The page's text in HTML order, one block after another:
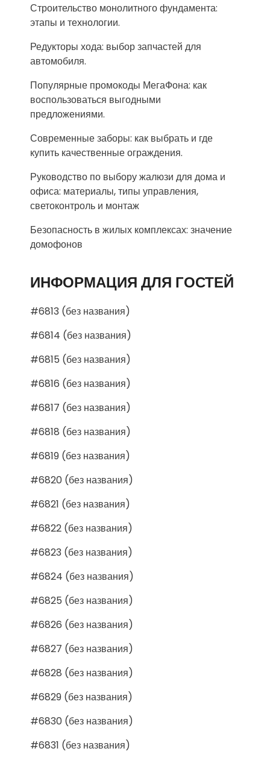
Строительство монолитного фундамента:
этапы и технологии.
Редукторы хода: выбор запчастей для
автомобиля.
Популярные промокоды МегаФона: как
воспользоваться выгодными
предложениями.
Современные заборы: как выбрать и где
купить качественные ограждения.
Руководство по выбору жалюзи для дома и
офиса: материалы, типы управления,
светоконтроль и монтаж
Безопасность в жилых комплексах: значение
домофонов
ИНФОРМАЦИЯ ДЛЯ ГОСТЕЙ
#6813 (без названия)
#6814 (без названия)
#6815 (без названия)
#6816 (без названия)
#6817 (без названия)
#6818 (без названия)
#6819 (без названия)
#6820 (без названия)
#6821 (без названия)
#6822 (без названия)
#6823 (без названия)
#6824 (без названия)
#6825 (без названия)
#6826 (без названия)
#6827 (без названия)
#6828 (без названия)
#6829 (без названия)
#6830 (без названия)
#6831 (без названия)